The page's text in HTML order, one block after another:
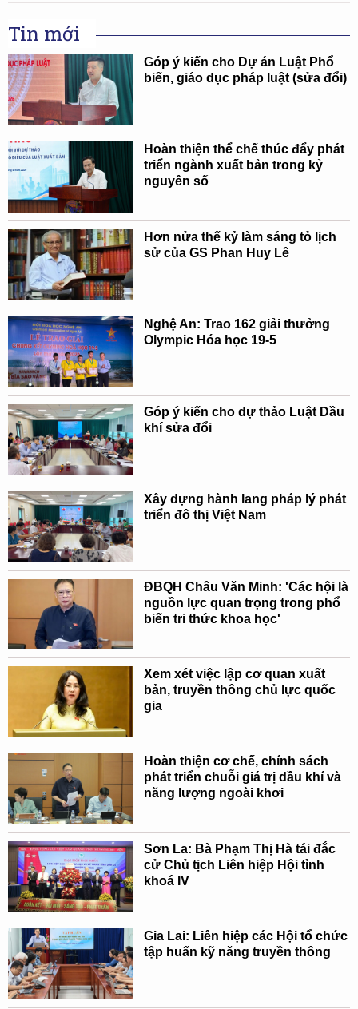
Tin mới
Góp ý kiến cho Dự án Luật Phổ
biến, giáo dục pháp luật (sửa đổi)
Hoàn thiện thể chế thúc đẩy phát
triển ngành xuất bản trong kỷ
nguyên số
Hơn nửa thế kỷ làm sáng tỏ lịch
sử của GS Phan Huy Lê
Nghệ An: Trao 162 giải thưởng
Olympic Hóa học 19-5
Góp ý kiến cho dự thảo Luật Dầu
khí sửa đổi
Xây dựng hành lang pháp lý phát
triển đô thị Việt Nam
ĐBQH Châu Văn Minh: 'Các hội là
nguồn lực quan trọng trong phổ
biến tri thức khoa học'
Xem xét việc lập cơ quan xuất
bản, truyền thông chủ lực quốc
gia
Hoàn thiện cơ chế, chính sách
phát triển chuỗi giá trị dầu khí và
năng lượng ngoài khơi
Sơn La: Bà Phạm Thị Hà tái đắc
cử Chủ tịch Liên hiệp Hội tỉnh
khoá IV
Gia Lai: Liên hiệp các Hội tổ chức
tập huấn kỹ năng truyền thông